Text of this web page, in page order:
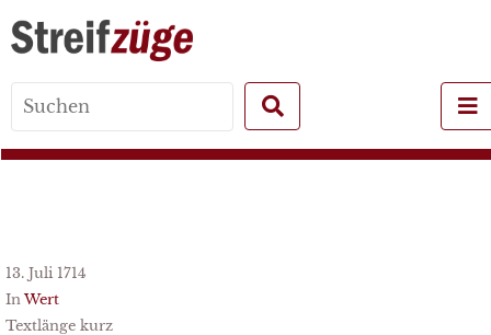
for:
13. Juli 1714
InWert
Textlänge kurz